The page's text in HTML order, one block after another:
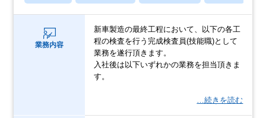
業務内容
新車製造の最終工程において、以下の各工
程の検査を行う完成検査員(技能職)として
業務を遂行頂きます。
入社後は以下いずれかの業務を担当頂きま
す。
…続きを読む